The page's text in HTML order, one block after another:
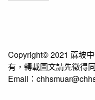
Copyright© 2021 蔴坡
有，轉載圖文請先徵得
Email：